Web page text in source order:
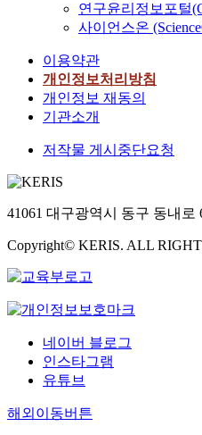
연구윤리정보포털
사이언스온
이용약관
개인정보처리방침
개인정보 재동의
기관소개
저작물 게시중단요청
41061 대구광역시 동구 동내로
Copyright© KERIS. ALL
네이버 블로그
인스타그램
유튜브
해외이동버튼